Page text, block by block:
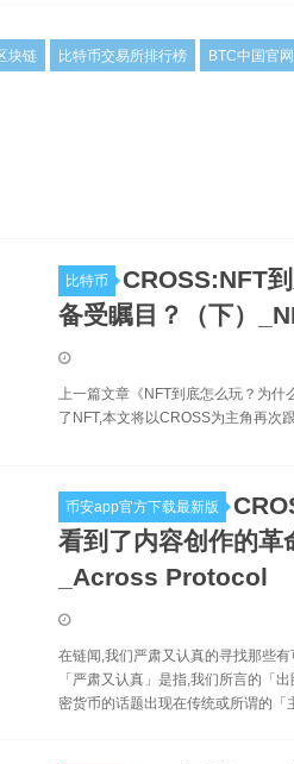
块链 比特币交易所排行榜 BTC中国官
比特币
CROSS:NFT
备受瞩目？（下）
上一篇文章《NFT到底怎么玩？为什
了NFT,本文将以CROSS为主角再次
币安app官方下载最新版
看到了内容创作的
_Across Protocol
在链闻,我们严肃又认真的寻找那些
「严肃又认真」是指,我们所言的「
密货币的话题出现在传统或所谓的「